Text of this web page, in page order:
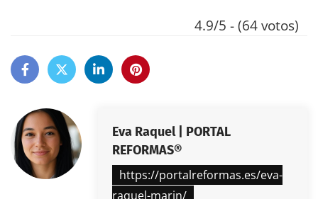
4.9/5 - (64 votos)
Eva Raquel | PORTAL
REFORMAS®
https://portalreformas.es/eva-
raquel-marin/